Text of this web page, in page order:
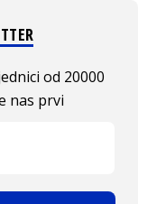
od 20000
nas prvi